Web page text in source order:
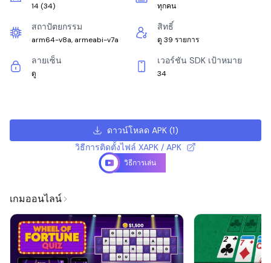
14 (34) ทุกคน
สถาปัตยกรรม
arm64-v8a, armeabi-v7a
สิทธิ์
ดู 39 รายการ
ลายเซ็น
ดู
เวอร์ชัน SDK เป้าหมาย
34
ดาวน์โหลด APK(1)
วิธีการติดตั้งไฟล์ XAPK / APK
วิธีการเล่น
เกมออนไลน์